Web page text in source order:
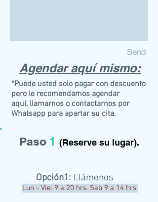
Send
Agendar aquí mismo:
*Puede usted solo pagar con descuento
pero le recomendamos agendar
aquí, llamarnos o contactarnos por
Whatsapp para apartar su cita.
Paso 1 (Reserve su lugar).
Opción1:
Lun - Vie: 9 a 20 hrs. Sab 9 a 14 hrs.
Llámenos